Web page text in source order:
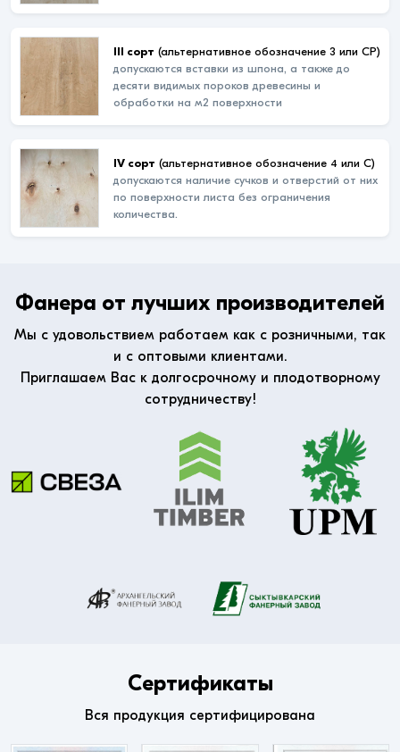
III сорт (альтернативное обозначение 3 или СР)
допускаются вставки из шпона, а также до
десяти видимых пороков древесины и
обработки на м2 поверхности
IV сорт (альтернативное обозначение 4 или С)
допускаются наличие сучков и отверстий от них
по поверхности листа без ограничения
количества.
Фанера от лучших производителей
Мы с удовольствием работаем как с розничными, так
и с оптовыми клиентами.
Приглашаем Вас к долгосрочному и плодотворному
сотрудничеству!
Сертификаты
Вся продукция сертифицирована